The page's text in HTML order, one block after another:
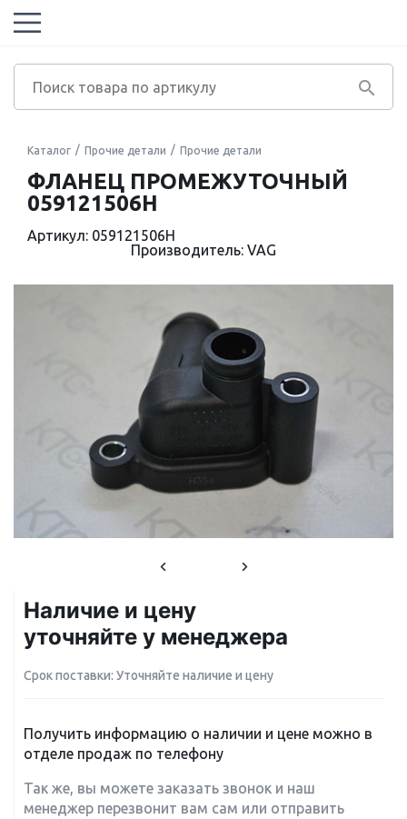
Каталог Прочие детали Прочие детали
ФЛАНЕЦ ПРОМЕЖУТОЧНЫЙ
059121506H
Артикул: 059121506H
Производитель: VAG
Наличие и цену
уточняйте у менеджера
Срок поставки: Уточняйте наличие и цену
Получить информацию о наличии и цене можно в
отделе продаж по телефону
Так же, вы можете заказать звонок и наш
менеджер перезвонит вам сам или отправить